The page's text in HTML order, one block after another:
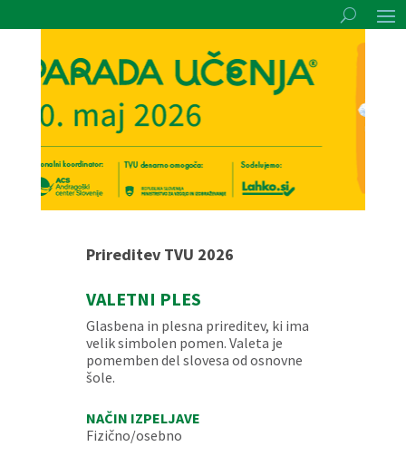
Prireditev TVU 2026
VALETNI PLES
Glasbena in plesna prireditev, ki ima
velik simbolen pomen. Valeta je
pomemben del slovesa od osnovne
šole.
NAČIN IZPELJAVE
Fizično/osebno